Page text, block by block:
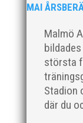
MAI
Malmö
största
Stadion
där du